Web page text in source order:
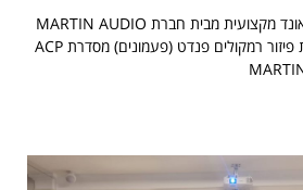
לחדר כושר המערכת כוללת פיזור רמקולים פנדט (פעמונים) מסדרת ACP